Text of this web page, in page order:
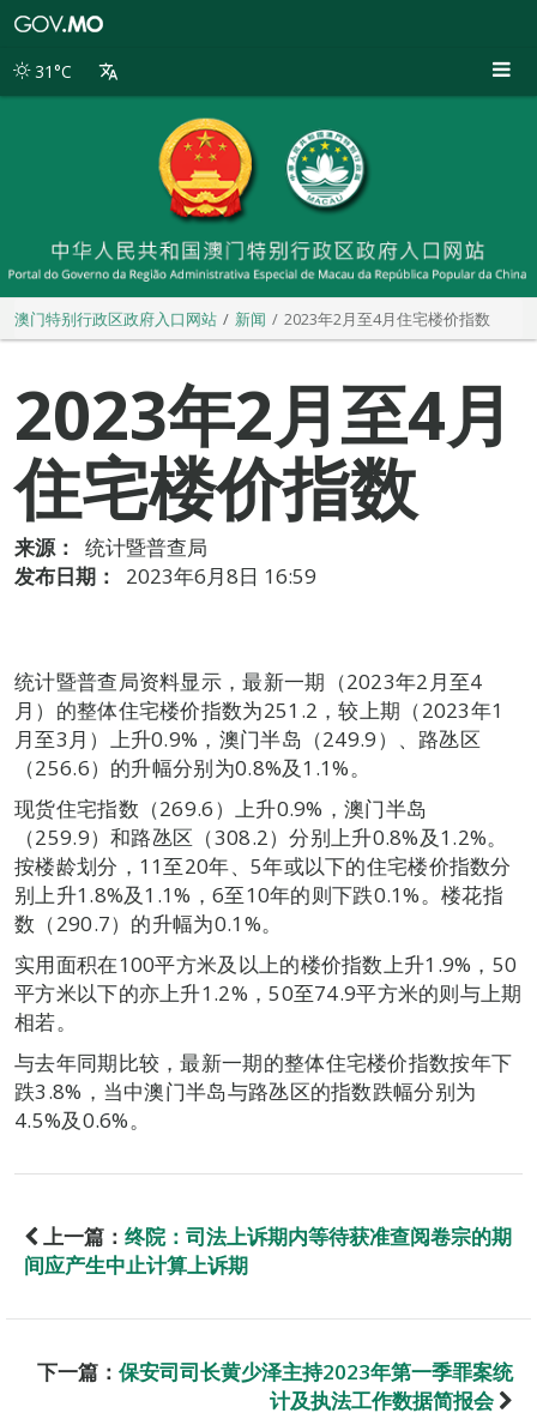
别
31°C
澳门特别行政区政府入口网站 新闻 2023年2月至4月住宅楼价指数
2023年2月至4月
住宅楼价指数
来源：
统计暨普查局
发布日期：
2023年6月8日 16:59
统计暨普查局资料显示，最新一期（2023年2月至4
月）的整体住宅楼价指数为251.2，较上期（2023年1
月至3月）上升0.9%，澳门半岛（249.9）、路氹区
（256.6）的升幅分别为0.8%及1.1%。
现货住宅指数（269.6）上升0.9%，澳门半岛
（259.9）和路氹区（308.2）分别上升0.8%及1.2%。
按楼龄划分，11至20年、5年或以下的住宅楼价指数分
别上升1.8%及1.1%，6至10年的则下跌0.1%。楼花指
数（290.7）的升幅为0.1%。
实用面积在100平方米及以上的楼价指数上升1.9%，50
平方米以下的亦上升1.2%，50至74.9平方米的则与上期
相若。
与去年同期比较，最新一期的整体住宅楼价指数按年下
跌3.8%，当中澳门半岛与路氹区的指数跌幅分别为
4.5%及0.6%。
上一篇： 终院：司法上诉期内等待获准查阅卷宗的期
间应产生中止计算上诉期
下一篇： 保安司司长黄少泽主持2023年第一季罪案统
计及执法工作数据简报会